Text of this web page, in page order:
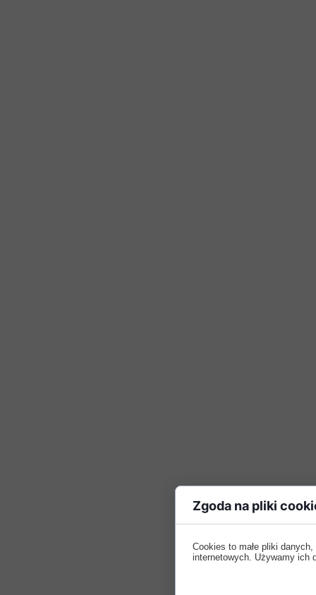
Zgoda na pliki
Cookies to małe pliki
internetowych. Używamy ich